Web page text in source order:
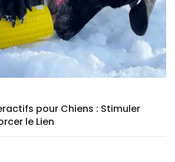
pour Chiens : Stimuler
le Lien